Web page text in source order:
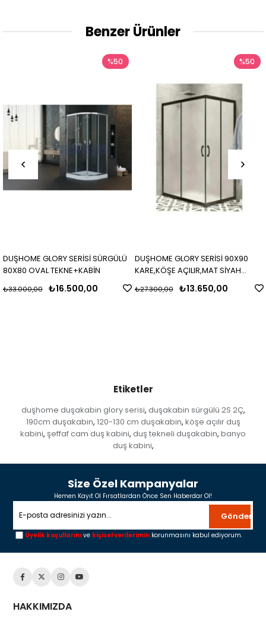
Benzer Ürünler
DUŞHOME GLORY SERİSİ SÜRGÜLÜ
80X80 OVAL TEKNE+KABİN
₺16.500,00
₺33.000,00
%50
DUŞHOME GLORY SERİSİ 90X90
KARE,KÖŞE AÇILIR,MAT SİYAH
PROFİL,BUZLU CAM,H,190CM KABİN
₺13.650,00
₺27.300,00
%50
Etiketler
duşhome duşakabin glory serisi, duşakabin sürgülü 2S 2Ç,
190cm duşakabin, 120-130 cm duşakabin, köşe açılır duş
kabini, şeffaf cam duş kabini, duş tekneli duşakabin, banyo
duş kabini,
Size Özel Kampanyalar
Hemen Kayıt Ol Fırsatlardan Önce Sen Haberdar Ol!
Gönder
Üyelik koşullarını ve kişisel verilerimin korunmasını kabul ediyorum.
HAKKIMIZDA